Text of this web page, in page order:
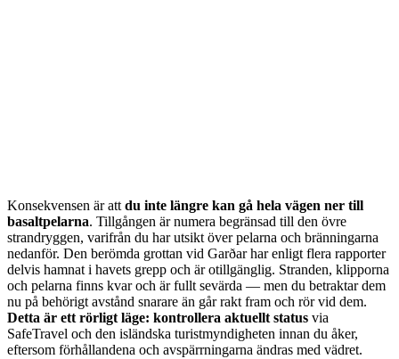
Konsekvensen är attdu inte längre kan gå hela vägen ner till
basaltpelarna. Tillgången är numera begränsad till den övre
strandryggen, varifrån du har utsikt över pelarna och bränningarna
nedanför. Den berömda grottan vid Garðar har enligt flera rapporter
delvis hamnat i havets grepp och är otillgänglig. Stranden, klipporna
och pelarna finns kvar och är fullt sevärda — men du betraktar dem
nu på behörigt avstånd snarare än går rakt fram och rör vid dem.
Detta är ett rörligt läge: kontrollera aktuellt status via
SafeTravel och den isländska turistmyndigheten innan du åker,
eftersom förhållandena och avspärrningarna ändras med vädret.